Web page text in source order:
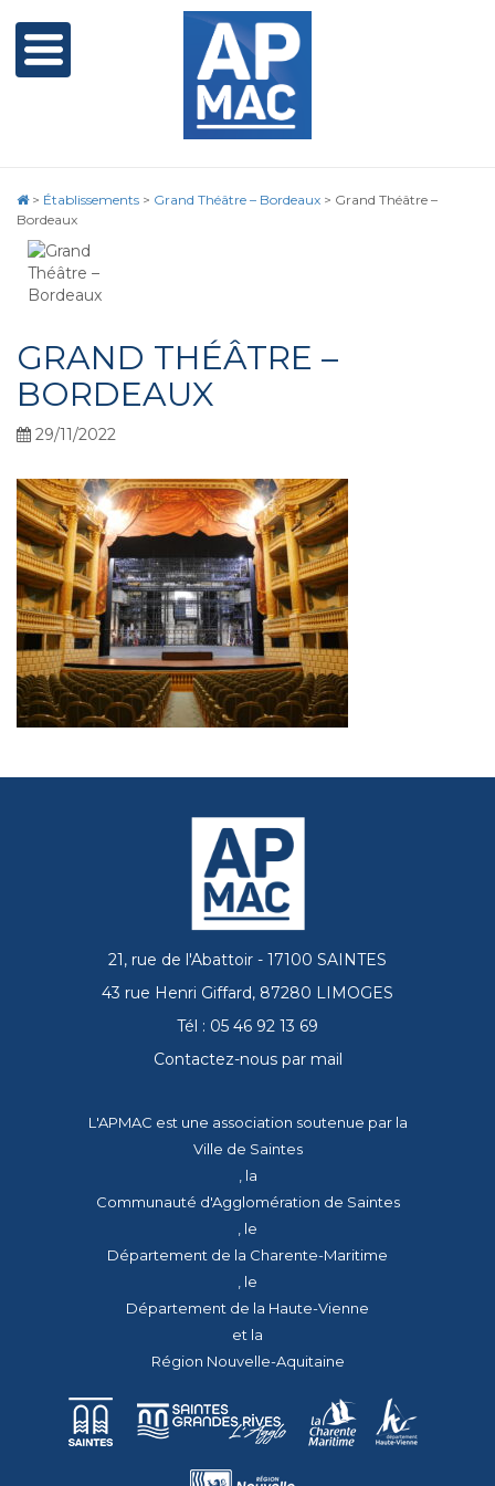
> Établissements > Grand Théâtre – Bordeaux > Grand Théâtre –
Bordeaux
GRAND THÉÂTRE –
BORDEAUX
29/11/2022
21, rue de l'Abattoir - 17100 SAINTES
43 rue Henri Giffard, 87280 LIMOGES
Tél : 05 46 92 13 69
Contactez-nous par mail
L'APMAC est une association soutenue par la
Ville de Saintes
, la
Communauté d'Agglomération de Saintes
, le
Département de la Charente-Maritime
, le
Département de la Haute-Vienne
et la
Région Nouvelle-Aquitaine